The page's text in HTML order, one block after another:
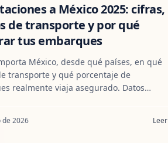
a México 2025: cifras,
de transporte y por qué
tus embarques
México, desde qué países, en qué
transporte y qué porcentaje de
realmente viaja asegurado. Datos
de 2026 Leer